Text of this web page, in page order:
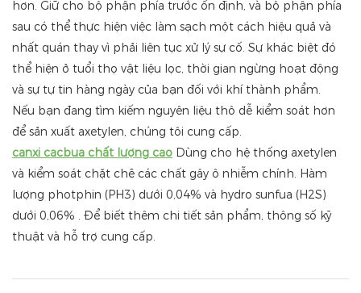
hơn. Giữ cho bộ phận phía trước ổn định, và bộ phận phía
sau có thể thực hiện việc làm sạch một cách hiệu quả và
nhất quán thay vì phải liên tục xử lý sự cố. Sự khác biệt đó
thể hiện ở tuổi thọ vật liệu lọc, thời gian ngừng hoạt động
và sự tự tin hàng ngày của bạn đối với khí thành phẩm.
Nếu bạn đang tìm kiếm nguyên liệu thô dễ kiểm soát hơn
để sản xuất axetylen, chúng tôi cung cấp.
canxi cacbua chất lượng cao Dùng cho hệ thống axetylen
và kiểm soát chặt chẽ các chất gây ô nhiễm chính. Hàm
lượng photphin (PH3) dưới 0,04% và hydro sunfua (H2S)
dưới 0,06% . Để biết thêm chi tiết sản phẩm, thông số kỹ
thuật và hỗ trợ cung cấp.